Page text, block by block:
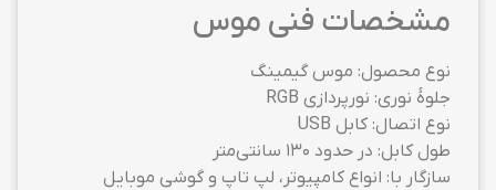
مشخصات فنی موس
نوع محصول: موس گیمینگ
جلوهٔ نوری: نورپردازی RGB
نوع اتصال: کابل USB
طول کابل: در حدود ۱۳۰ سانتی‌متر
سازگار با: انواع کامپیوتر، لپ تاپ و گوشی موبایل